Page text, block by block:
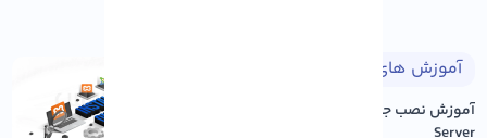
آموزش های طراحی وب